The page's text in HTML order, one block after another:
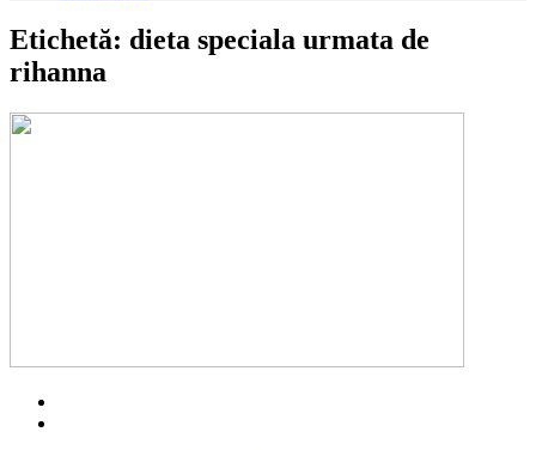
Etichetă: dieta speciala urmata de
rihanna